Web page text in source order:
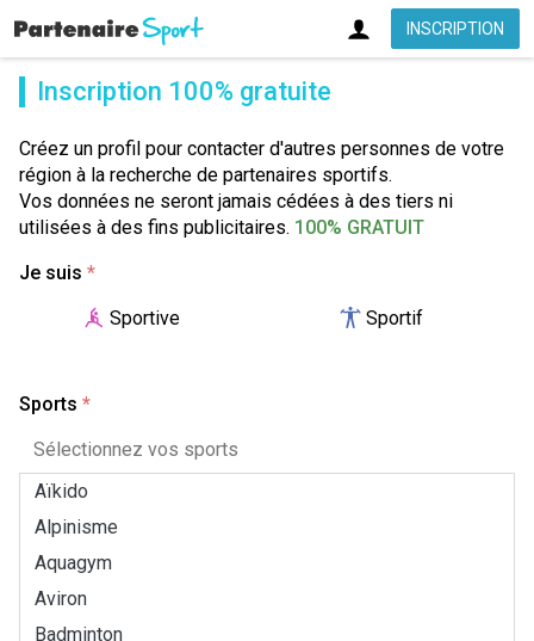
INSCRIPTION
Inscription 100% gratuite
Créez un profil pour contacter d'autres personnes de votre
région à la recherche de partenaires sportifs.
Vos données ne seront jamais cédées à des tiers ni
utilisées à des fins publicitaires. 100% GRATUIT
Je suis *
Sportive
Sportif
Sports *
Aïkido
Alpinisme
Aquagym
Aviron
Badminton